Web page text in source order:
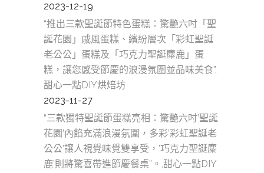
2023-12-19
“推出三款聖誕節特色蛋糕：驚艷六吋「聖
誕花園」戚風蛋糕、繽紛層次「彩虹聖誕
老公公」蛋糕及「巧克力聖誕麋鹿」蛋
糕，讓您感受節慶的浪漫氛圍並品味美食”,
甜心一點DIY烘焙坊
2023-11-27
“三款獨特聖誕節蛋糕亮相：驚艷六吋’聖誕
花園’內餡充滿浪漫氛圍，多彩’彩虹聖誕老
公公’讓人視覺味覺雙享受，’巧克力聖誕麋
鹿’則將驚喜帶進節慶餐桌”。,甜心一點DIY